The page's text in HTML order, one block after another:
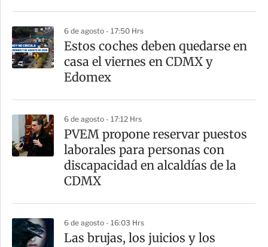
6 de agosto - 17:50 Hrs
Estos coches deben quedarse en
casa el viernes en CDMX y
Edomex
6 de agosto - 17:12 Hrs
PVEM propone reservar puestos
laborales para personas con
discapacidad en alcaldías de la
CDMX
6 de agosto - 16:03 Hrs
Las brujas, los juicios y los